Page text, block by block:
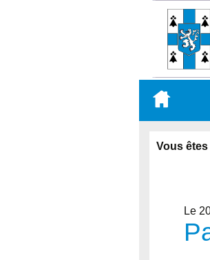
contenu
Vous êtes
Le